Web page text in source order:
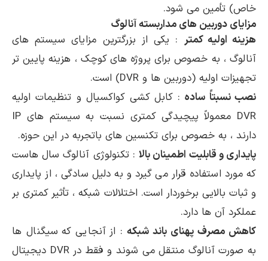
خاص) تأمین می شود.
مزایای دوربین های مداربسته آنالوگ
هزینه اولیه کمتر : یکی از بزرگترین مزایای سیستم های
آنالوگ ، به خصوص برای پروژه های کوچک ، هزینه پایین تر
تجهیزات اولیه (دوربین ها و DVR) است.
نصب نسبتاً ساده: کابل کشی کواکسیال و تنظیمات اولیه
DVR معمولاً پیچیدگی کمتری نسبت به سیستم های IP
دارند ، به خصوص برای تکنسین های باتجربه در این حوزه.
پایداری و قابلیت اطمینان بالا: تکنولوژی آنالوگ سال هاست
که مورد استفاده قرار می گیرد و به دلیل سادگی ، از پایداری
و ثبات بالایی برخوردار است. اختلالات شبکه ، تأثیر کمتری بر
عملکرد آن ها دارد.
کاهش مصرف پهنای باند شبکه: از آنجایی که سیگنال ها
به صورت آنالوگ منتقل می شوند و فقط در DVR دیجیتال